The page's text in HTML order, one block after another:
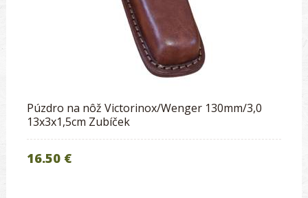
Púzdro na nôž Victorinox/Wenger 130mm/3,0
13x3x1,5cm Zubíček
16.50 €